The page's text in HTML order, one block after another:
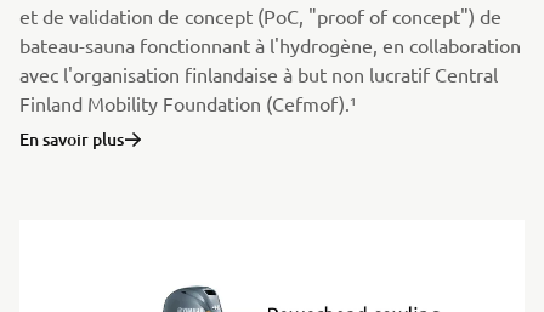
et de validation de concept (PoC, "proof of concept") de
bateau-sauna fonctionnant à l'hydrogène, en collaboration
avec l'organisation finlandaise à but non lucratif Central
Finland Mobility Foundation (Cefmof).¹
En savoir plus